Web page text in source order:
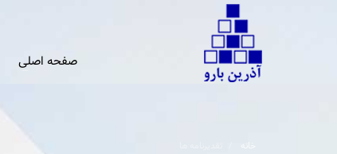
صفحه اصلی
خانه